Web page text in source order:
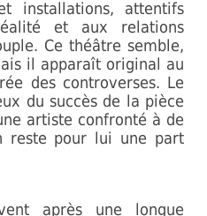
installations, attentifs
et aux relations
Ce théâtre semble,
il apparaît original au
des controverses. Le
du succès de la pièce
artiste confronté à de
reste pour lui une part
après une longue